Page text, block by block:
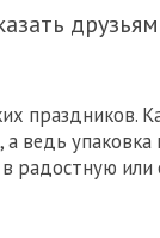
друзьям
праздников.
ведь
радостную